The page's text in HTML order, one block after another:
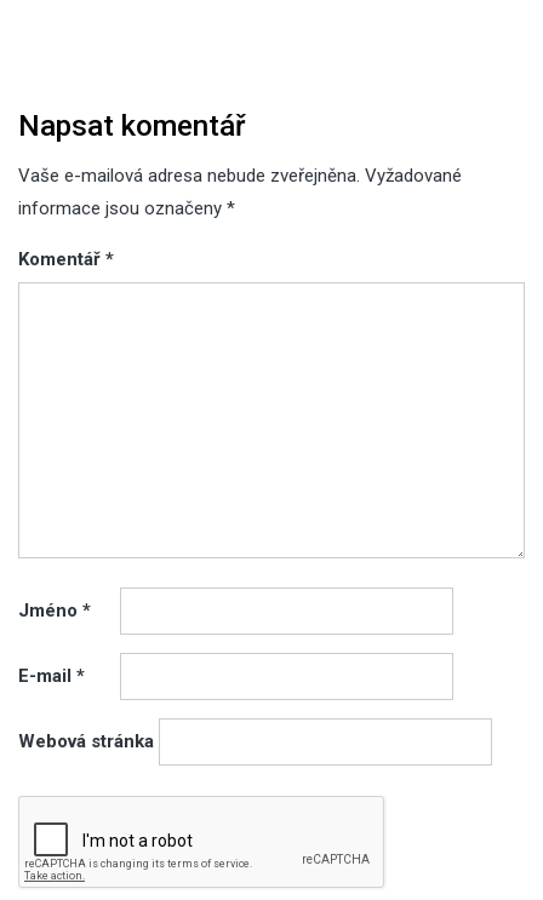
Napsat komentář
Vaše e-mailová adresa nebude zveřejněna. Vyžadované
informace jsou označeny *
Komentář *
Jméno *
E-mail *
Webová stránka